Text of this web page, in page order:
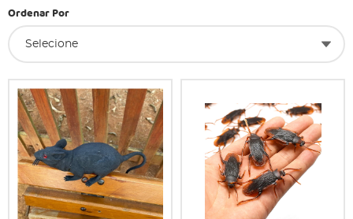
Ordenar Por
Selecione